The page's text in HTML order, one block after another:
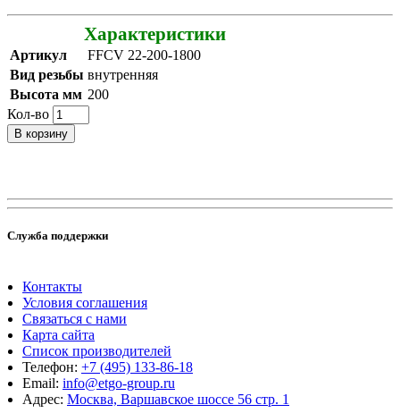
Характеристики
Артикул
FFCV 22-200-1800
Вид резьбы внутренняя
Высота мм 200
Кол-во
В корзину
Служба поддержки
Контакты
Условия соглашения
Связаться с нами
Карта сайта
Список производителей
Телефон: +7 (495) 133-86-18
Email: info@etgo-group.ru
Адрес: Москва, Варшавское шоссе 56 стр. 1